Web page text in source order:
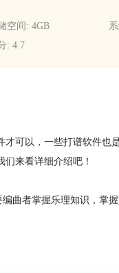
空间: 4GB
: 4.7
可以，一些打谱软件
来看详细介绍吧！
曲者掌握乐理知识，掌